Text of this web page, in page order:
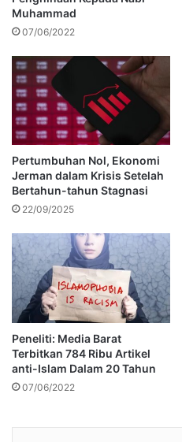
Muhammad
07/06/2022
Pertumbuhan Nol, Ekonomi
Jerman dalam Krisis Setelah
Bertahun-tahun Stagnasi
22/09/2025
Peneliti: Media Barat
Terbitkan 784 Ribu Artikel
anti-Islam Dalam 20 Tahun
07/06/2022